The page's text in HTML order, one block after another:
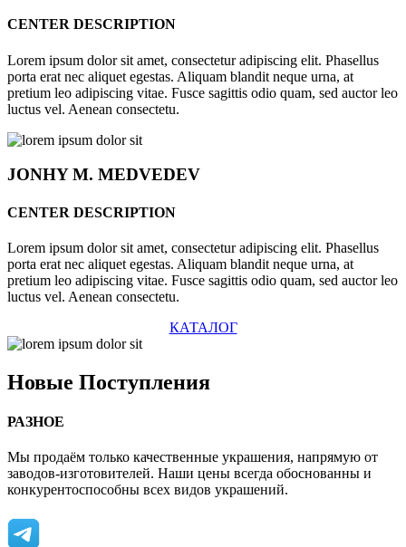
CENTER DESCRIPTION
Lorem ipsum dolor sit amet, consectetur adipiscing elit. Phasellus
porta erat nec aliquet egestas. Aliquam blandit neque urna, at
pretium leo adipiscing vitae. Fusce sagittis odio quam, sed auctor leo
luctus vel. Aenean consectetu.
JONHYM. MEDVEDEV
CENTER DESCRIPTION
Lorem ipsum dolor sit amet, consectetur adipiscing elit. Phasellus
porta erat nec aliquet egestas. Aliquam blandit neque urna, at
pretium leo adipiscing vitae. Fusce sagittis odio quam, sed auctor leo
luctus vel. Aenean consectetu.
КАТАЛОГ
Новые Поступления
РАЗНОЕ
Мы продаём только качественные украшения, напрямую от
заводов-изготовителей. Наши цены всегда обоснованны и
конкурентоспособны всех видов украшений.